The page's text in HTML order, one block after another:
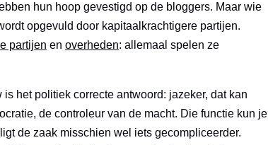
hun hoop gevestigd op de bloggers. Maar wie
opgevuld door kapitaalkrachtigere partijen.
partijen en overheden: allemaal spelen ze
het politiek correcte antwoord: jazeker, dat kan
de controleur van de macht. Die functie kun je
de zaak misschien wel iets gecompliceerder.